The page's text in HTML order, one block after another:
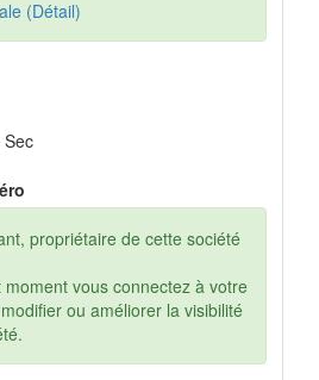
(Détail)
Sec
propriétaire de cette société
vous connectez à votre
ou améliorer la visibilité